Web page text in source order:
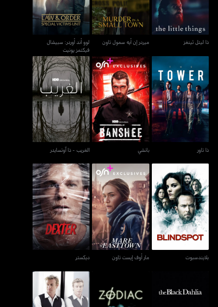
ذا ليتل ثينغز ميردر إن أيه سمول تاون
لوو أند أوردر: سبيشال
فيكتمز يونيت
ذا تاور
ذا تاور
بانشي
بانشي
الغريب - ذا آوتسايدر
الغريب - ذا آوتسايدر
بلايندسبوت
بلايندسبوت
مار أوف إيست تاون
مار أوف إيست تاون
ديكستر
ديكستر